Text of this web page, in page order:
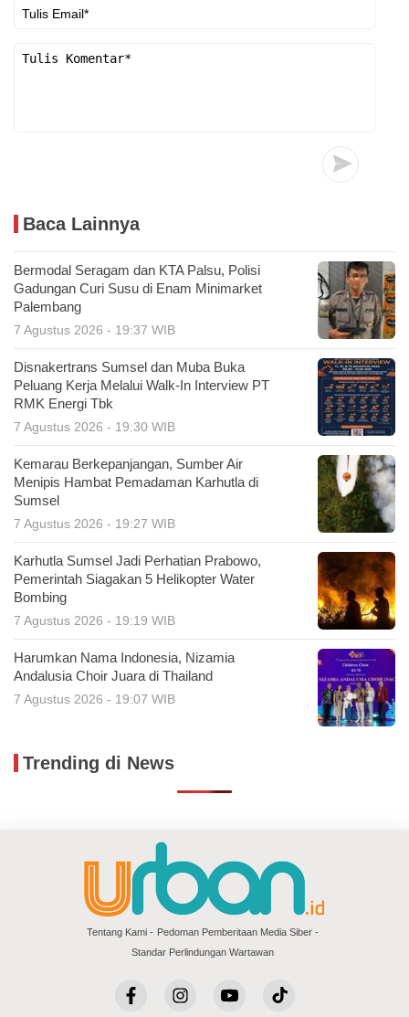
Baca Lainnya
Bermodal Seragam dan KTA Palsu, Polisi
Gadungan Curi Susu di Enam Minimarket
Palembang
7 Agustus 2026 - 19:37 WIB
Disnakertrans Sumsel dan Muba Buka
Peluang Kerja Melalui Walk-In Interview PT
RMK Energi Tbk
7 Agustus 2026 - 19:30 WIB
Kemarau Berkepanjangan, Sumber Air
Menipis Hambat Pemadaman Karhutla di
Sumsel
7 Agustus 2026 - 19:27 WIB
Karhutla Sumsel Jadi Perhatian Prabowo,
Pemerintah Siagakan 5 Helikopter Water
Bombing
7 Agustus 2026 - 19:19 WIB
Harumkan Nama Indonesia, Nizamia
Andalusia Choir Juara di Thailand
7 Agustus 2026 - 19:07 WIB
Trending di News
Tentang Kami
Pedoman Pemberitaan Media Siber
Standar Perlindungan Wartawan